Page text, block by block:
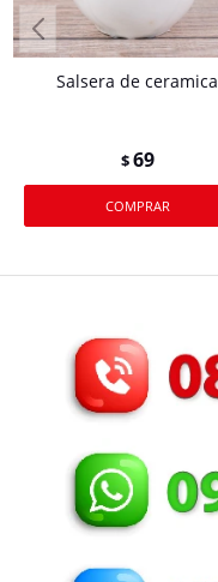
Salsera de ceramica
$69